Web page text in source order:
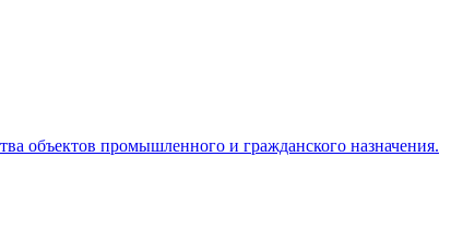
объектов промышленного и гражданского назначения.